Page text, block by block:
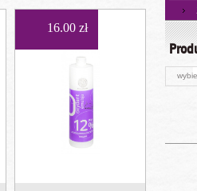
16.00 zł